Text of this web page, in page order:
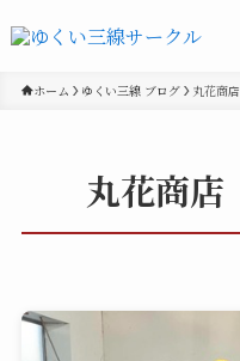
ホーム ゆくい三線 ブログ 丸花商店
丸花商店